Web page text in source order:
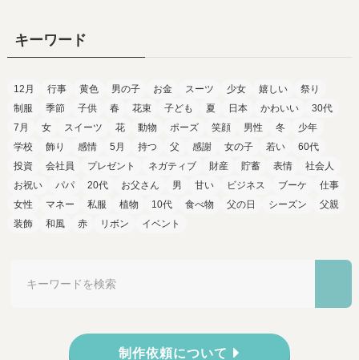
キーワード
12月 行事 黄色 男の子 お金 スーツ 少女 嬉しい
祭り
制服
季節 子供 春 花束 子ども 夏 日本 かわいい
30代
7月
女 スイーツ 花 動物 ポーズ 笑顔 男性 冬
少年
学校
飾り 感情 5月 持つ 父 感謝 女の子 若い
60代
投資
会社員 プレゼント ネガティブ 財産 貯蓄 表情
社会人
お祝い
パパ 20代 お父さん 男 甘い ビジネス ブーケ
仕事
女性
マネー 私服 植物 10代 食べ物 父の日 シーズン
父親
装飾
和風 赤 リボン イベント
制作依頼について